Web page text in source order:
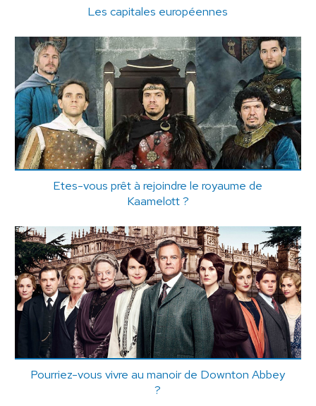
Les capitales européennes
Etes-vous prêt à rejoindre le royaume de
Kaamelott ?
Pourriez-vous vivre au manoir de Downton Abbey
?